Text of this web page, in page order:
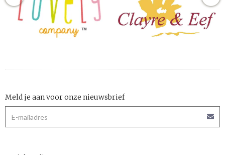
Meld je aan voor onze nieuwsbrief